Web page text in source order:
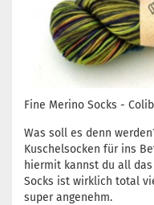
Fine Merino Socks -
Was soll es denn
Kuschelsocken für ins
hiermit kannst du all
Socks ist wirklich total
super angenehm.